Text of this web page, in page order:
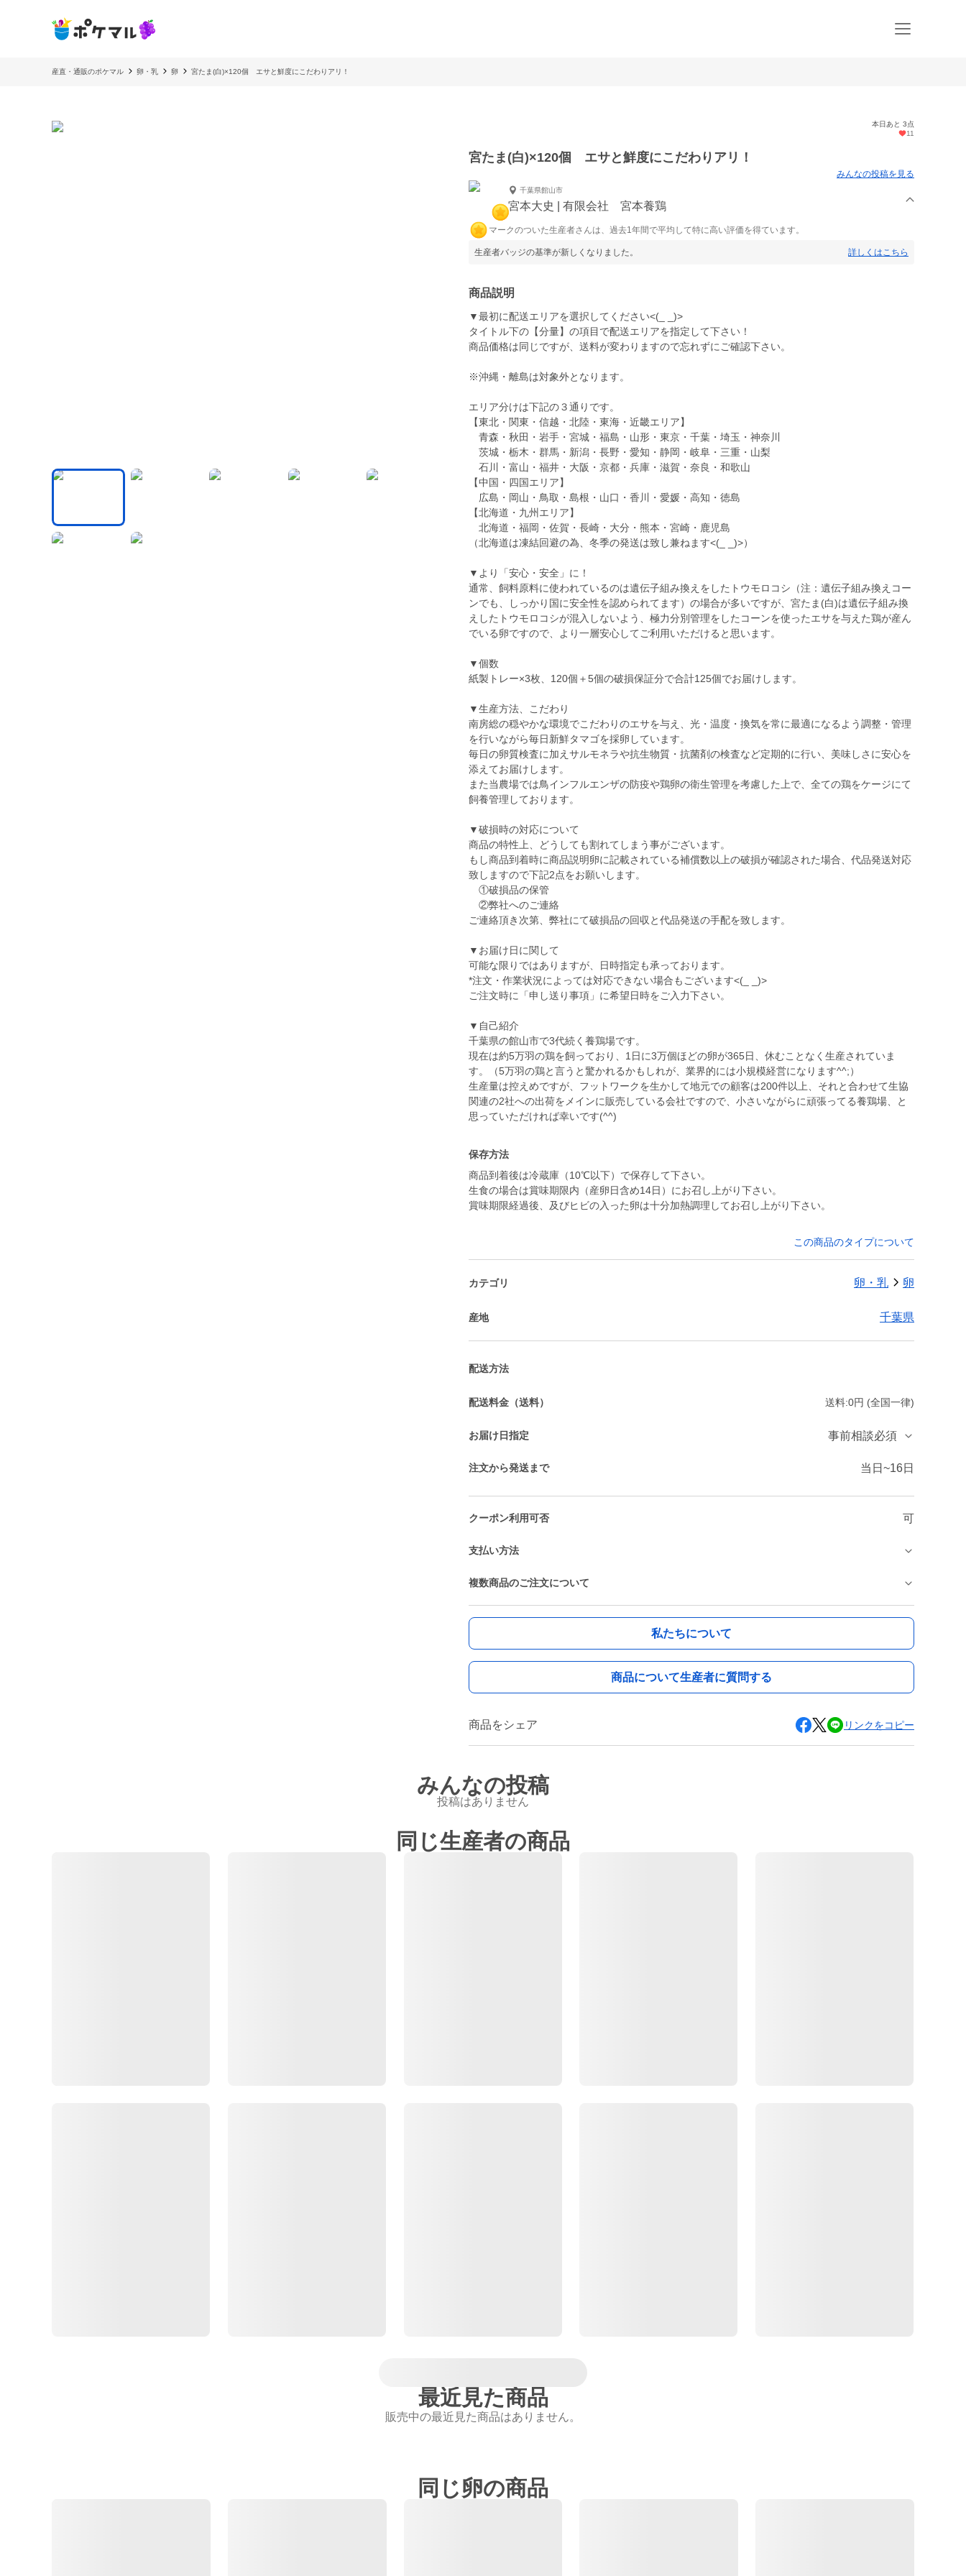
産直・通販のポケマル 卵・乳 卵 宮たま(白)×120個 エサと鮮度にこだわりアリ！
本日あと 3点
11
宮たま(白)×120個 エサと鮮度にこだわりアリ！
みんなの投稿を見る
千葉県館山市
宮本大史 | 有限会社 宮本養鶏
マークのついた生産者さんは、過去1年間で平均して特に高い評価を得ています。
生産者バッジの基準が新しくなりました。 詳しくはこちら
商品説明
▼最初に配送エリアを選択してください<(_ _)>
タイトル下の【分量】の項目で配送エリアを指定して下さい！
商品価格は同じですが、送料が変わりますので忘れずにご確認下さい。
※沖縄・離島は対象外となります。
エリア分けは下記の３通りです。
【東北・関東・信越・北陸・東海・近畿エリア】
青森・秋田・岩手・宮城・福島・山形・東京・千葉・埼玉・神奈川
茨城・栃木・群馬・新潟・長野・愛知・静岡・岐阜・三重・山梨
石川・富山・福井・大阪・京都・兵庫・滋賀・奈良・和歌山
【中国・四国エリア】
広島・岡山・鳥取・島根・山口・香川・愛媛・高知・徳島
【北海道・九州エリア】
北海道・福岡・佐賀・長崎・大分・熊本・宮崎・鹿児島
（北海道は凍結回避の為、冬季の発送は致し兼ねます<(_ _)>）
▼より「安心・安全」に！
通常、飼料原料に使われているのは遺伝子組み換えをしたトウモロコシ（注：遺伝子組み換えコー
ンでも、しっかり国に安全性を認められてます）の場合が多いですが、宮たま(白)は遺伝子組み換
えしたトウモロコシが混入しないよう、極力分別管理をしたコーンを使ったエサを与えた鶏が産ん
でいる卵ですので、より一層安心してご利用いただけると思います。
▼個数
紙製トレー×3枚、120個＋5個の破損保証分で合計125個でお届けします。
▼生産方法、こだわり
南房総の穏やかな環境でこだわりのエサを与え、光・温度・換気を常に最適になるよう調整・管理
を行いながら毎日新鮮タマゴを採卵しています。
毎日の卵質検査に加えサルモネラや抗生物質・抗菌剤の検査など定期的に行い、美味しさに安心を
添えてお届けします。
また当農場では鳥インフルエンザの防疫や鶏卵の衛生管理を考慮した上で、全ての鶏をケージにて
飼養管理しております。
▼破損時の対応について
商品の特性上、どうしても割れてしまう事がございます。
もし商品到着時に商品説明卵に記載されている補償数以上の破損が確認された場合、代品発送対応
致しますので下記2点をお願いします。
①破損品の保管
②弊社へのご連絡
ご連絡頂き次第、弊社にて破損品の回収と代品発送の手配を致します。
▼お届け日に関して
可能な限りではありますが、日時指定も承っております。
*注文・作業状況によっては対応できない場合もございます<(_ _)>
ご注文時に「申し送り事項」に希望日時をご入力下さい。
▼自己紹介
千葉県の館山市で3代続く養鶏場です。
現在は約5万羽の鶏を飼っており、1日に3万個ほどの卵が365日、休むことなく生産されていま
す。（5万羽の鶏と言うと驚かれるかもしれが、業界的には小規模経営になります^^;）
生産量は控えめですが、フットワークを生かして地元での顧客は200件以上、それと合わせて生協
関連の2社への出荷をメインに販売している会社ですので、小さいながらに頑張ってる養鶏場、と
保存方法
商品到着後は冷蔵庫（10℃以下）で保存して下さい。
生食の場合は賞味期限内（産卵日含め14日）にお召し上がり下さい。
賞味期限経過後、及びヒビの入った卵は十分加熱調理してお召し上がり下さい。
この商品のタイプについて
カテゴリ 卵・乳 卵
産地 千葉県
配送方法
配送料金（送料） 送料:0円 (全国一律)
お届け日指定 事前相談必須
注文から発送まで 当日~16日
クーポン利用可否 可
支払い方法
複数商品のご注文について
私たちについて
商品について生産者に質問する
商品をシェア リンクをコピー
みんなの投稿
投稿はありません
同じ生産者の商品
最近見た商品
販売中の最近見た商品はありません。
同じ卵の商品